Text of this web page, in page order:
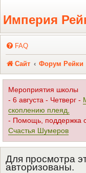
Регистрация
Империя
FAQ
Сайт Форум Рейки
Мероприятия школы
- 6 августа - Четверг -
скоплению плеяд,
- Помощь, поддержка
Счастья Шумеров
Для просмотра
авторизованы.